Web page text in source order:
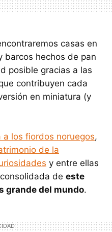
casas en
barcos hechos de pan
posible gracias a las
contribuyen cada
en miniatura (y
los fiordos noruegos,
de la
y entre ellas
de este
grande del mundo.